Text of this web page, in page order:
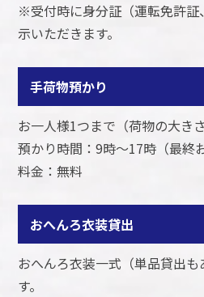
※受付時に身分証（運転免許証
示いただきます。
手荷物預かり
お一人様1つまで（荷物の大き
預かり時間：9時～17時（最終
料金：無料
おへんろ衣装貸出
おへんろ衣装一式（単品貸出
す。